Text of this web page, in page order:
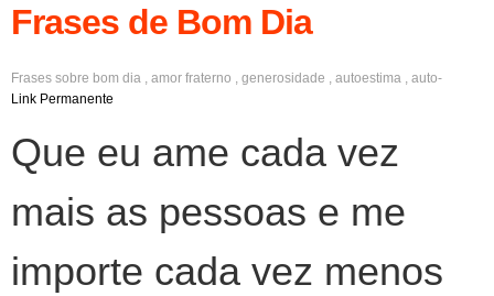
Frases de Bom Dia
Frases sobre bom dia , amor fraterno , generosidade , autoestima , auto-
confiança,reputação
Link Permanente
Que eu ame cada vez
mais as pessoas e me
importe cada vez menos